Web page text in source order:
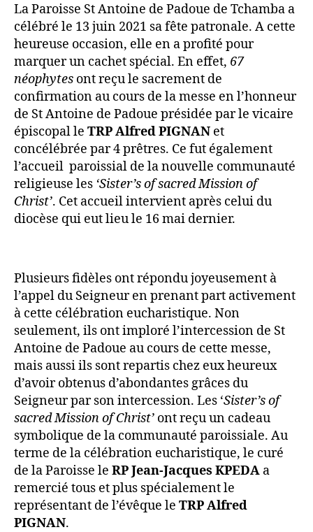
La Paroisse St Antoine de Padoue de Tchamba a
célébré le 13 juin 2021 sa fête patronale. A cette
heureuse occasion, elle en a profité pour
marquer un cachet spécial. En effet, 67
néophytes ont reçu le sacrement de
confirmation au cours de la messe en l’honneur
de St Antoine de Padoue présidée par le vicaire
épiscopal le TRP Alfred PIGNAN et
concélébrée par 4 prêtres. Ce fut également
l’accueil paroissial de la nouvelle communauté
religieuse les ‘Sister’s of sacred Mission of
Christ’. Cet accueil intervient après celui du
diocèse qui eut lieu le 16 mai dernier.
Plusieurs fidèles ont répondu joyeusement à
l’appel du Seigneur en prenant part activement
à cette célébration eucharistique. Non
seulement, ils ont imploré l’intercession de St
Antoine de Padoue au cours de cette messe,
mais aussi ils sont repartis chez eux heureux
d’avoir obtenus d’abondantes grâces du
Seigneur par son intercession. Les ‘Sister’s of
sacred Mission of Christ’ ont reçu un cadeau
symbolique de la communauté paroissiale. Au
terme de la célébration eucharistique, le curé
de la Paroisse le RP Jean-Jacques KPEDA a
remercié tous et plus spécialement le
représentant de l’évêque le TRP Alfred
PIGNAN.